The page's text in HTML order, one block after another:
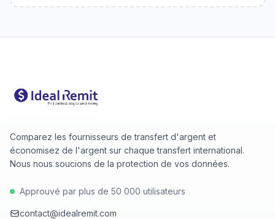
Comparez les fournisseurs de transfert d'argent et
économisez de l'argent sur chaque transfert international.
Nous nous soucions de la protection de vos données.
Approuvé par plus de 50 000 utilisateurs
contact@idealremit.com